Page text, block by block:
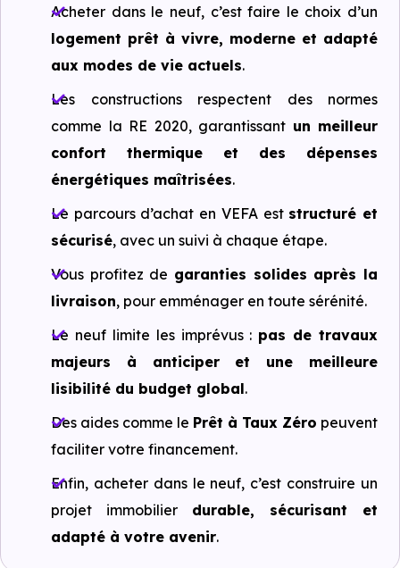
Ressources
Financer
Acheter dans le neuf, c’est faire le choix d’un
logement prêt à vivre, moderne et adapté
aux modes de vie actuels.
Les constructions respectent des normes
comme la RE 2020, garantissant un meilleur
confort thermique et des dépenses
énergétiques maîtrisées.
Le parcours d’achat en VEFA est structuré et
sécurisé, avec un suivi à chaque étape.
Vous profitez de garanties solides après la
livraison, pour emménager en toute sérénité.
Le neuf limite les imprévus : pas de travaux
majeurs à anticiper et une meilleure
lisibilité du budget global.
Des aides comme le Prêt à Taux Zéro peuvent
faciliter votre financement.
Enfin, acheter dans le neuf, c’est construire un
projet immobilier durable, sécurisant et
adapté à votre avenir.